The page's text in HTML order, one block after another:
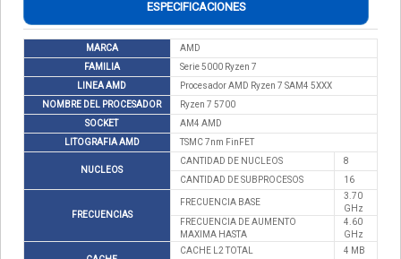
ESPECIFICACIONES
MARCA
AMD
FAMILIA
Serie 5000 Ryzen 7
LINEA AMD
Procesador AMD Ryzen 7 SAM4 5XXX
NOMBRE DEL PROCESADOR
Ryzen 7 5700
SOCKET
AM4 AMD
LITOGRAFIA AMD
TSMC 7nm FinFET
NUCLEOS
CANTIDAD DE NUCLEOS
8
CANTIDAD DE SUBPROCESOS
16
FRECUENCIAS
FRECUENCIA BASE
3.70
GHz
FRECUENCIA DE AUMENTO
MAXIMA HASTA
4.60
GHz
CACHE L2 TOTAL
4 MB